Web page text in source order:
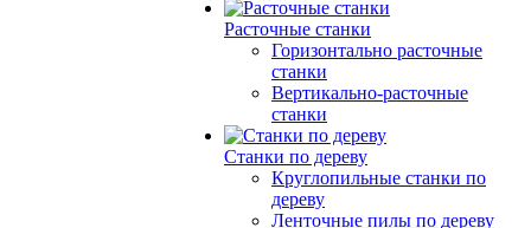
Расточные станки
Горизонтально расточные
станки
Вертикально-расточные
станки
Станки по дереву
Круглопильные станки по
дереву
Ленточные пилы по дереву